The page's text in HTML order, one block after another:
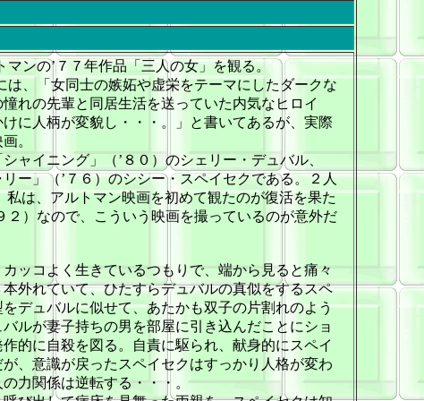
マンの’７７年作品「三人の女」を観る。
は、「女同士の嫉妬や虚栄をテーマにしたダークな
れの先輩と同居生活を送っていた内気なヒロイ
に人柄が変貌し・・・。」と書いてあるが、実際
。
ャイニング」（’８０）のシェリー・デュバル、
ー」（’７６）のシシー・スペイセクである。２人
私は、アルトマン映画を初めて観たのが復活を果た
２）なので、こういう映画を撮っているのが意外だ
ッコよく生きているつもりで、端から見ると痛々
外れていて、ひたすらデュバルの真似をするスペ
デュバルに似せて、あたかも双子の片割れのよう
ルが妻子持ちの男を部屋に引き込んだことにショ
的に自殺を図る。自責に駆られ、献身的にスペイ
、意識が戻ったスペイセクはすっかり人格が変わ
力関係は逆転する・・・。